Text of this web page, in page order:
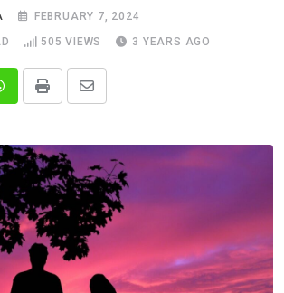
FEBRUARY 7, 2024
505 VIEWS 3 YEARS AGO
Print
Share
Email